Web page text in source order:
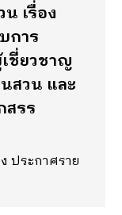
เรื่อง
การ
ชี่ยวชาญ
สวน และ
สรร
ประกาศราย